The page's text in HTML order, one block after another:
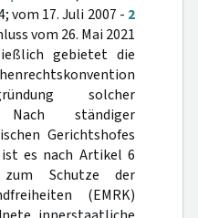
vom 17. Juli 2007 - 2
vom 26. Mai 2021
gebietet die
solcher
Nach ständiger
Gerichtshofes
ist es nach Artikel 6
Schutze der
(EMRK)